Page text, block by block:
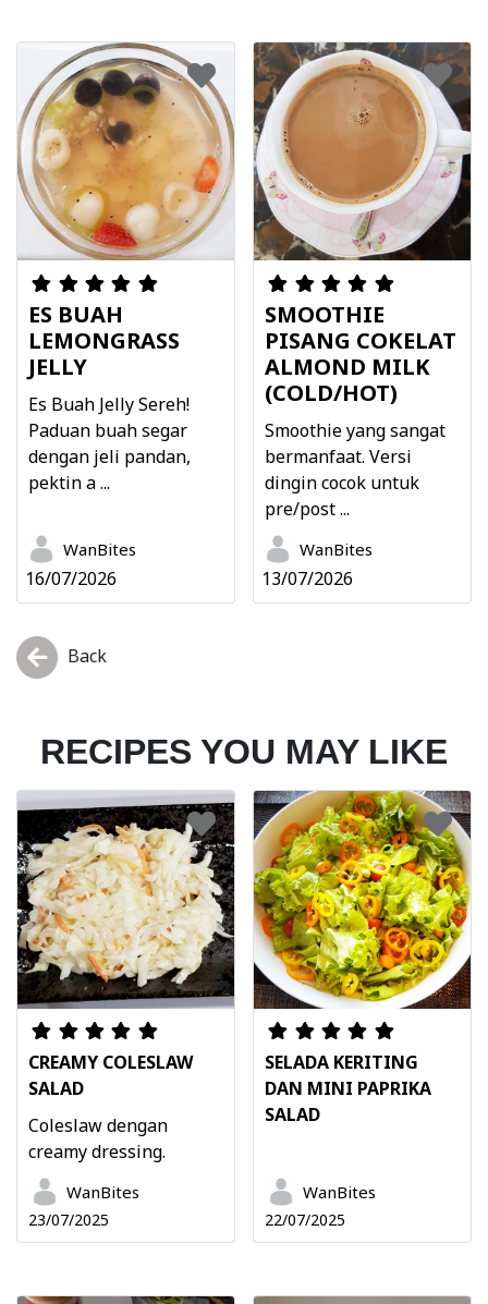
ES BUAH
LEMONGRASS
JELLY
Es Buah Jelly Sereh!
Paduan buah segar
dengan jeli pandan,
pektin a ...
WanBites
16/07/2026
SMOOTHIE
PISANG COKELAT
ALMOND MILK
(COLD/HOT)
Smoothie yang sangat
bermanfaat. Versi
dingin cocok untuk
pre/post ...
WanBites
13/07/2026
Back
RECIPES YOU MAY LIKE
CREAMY COLESLAW
SALAD
Coleslaw dengan
creamy dressing.
WanBites
23/07/2025
SELADA KERITING
DAN MINI PAPRIKA
SALAD
WanBites
22/07/2025